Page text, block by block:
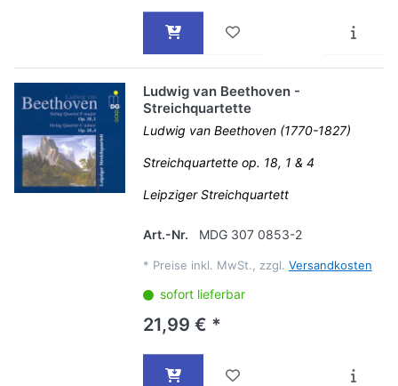
Ludwig van Beethoven -
Streichquartette
Ludwig van Beethoven (1770-1827)
Streichquartette op. 18, 1 & 4
Leipziger Streichquartett
Art.-Nr. MDG 307 0853-2
* Preise inkl. MwSt., zzgl. Versandkosten
sofort lieferbar
21,99 € *